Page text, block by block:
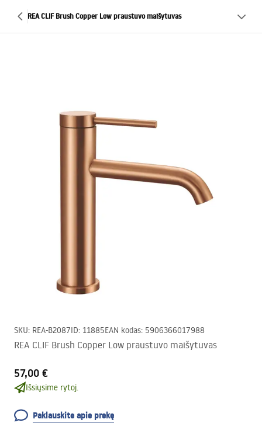
REA CLIF Brush Copper Low praustuvo maišytuvas
SKU: REA-B2087ID: 11885EAN kodas: 5906366017988
REA CLIF Brush Copper Low praustuvo maišytuvas
57,00 €
Išsiųsime rytoj.
Paklauskite apie prekę